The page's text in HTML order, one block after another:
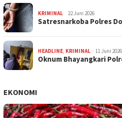
KRIMINAL 22 Juni 2026
Satresnarkoba Polres
HEADLINE, KRIMINAL 11 Juni 2026
Oknum Bhayangkari
EKONOMI